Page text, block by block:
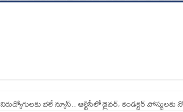
నిరుద్యోగులకు భలే న్యూస్.. ఆర్టీసీలో డ్రైవర్, కండక్టర్‌